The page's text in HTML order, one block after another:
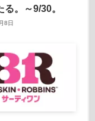
る。～9/30。
8日